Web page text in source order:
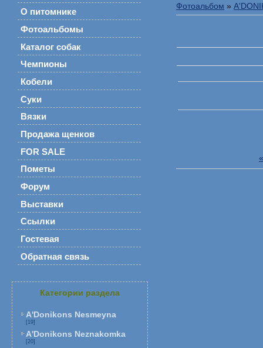
О питомнике
Фотоальбомы
Каталог собак
Чемпионы
Кобели
Суки
Вязки
Продажа щенков
FOR SALE
Пометы
Форум
Выставки
Ссылки
Гостевая
Обратная связь
Категории раздела
A'Donikons Nesmeyna
[19]
A'Donikons Neznakomka
[20]
Фотоальбом »